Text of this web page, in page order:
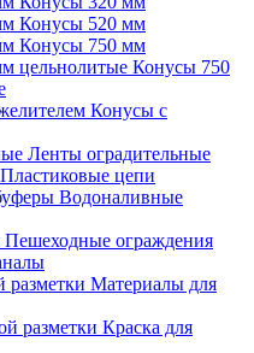
Конусы 520 мм
Конусы 750 мм
Конусы 750
Конусы с
Ленты оградительные
Пластиковые цепи
Водоналивные
Пешеходные ограждения
Материалы для
Краска для